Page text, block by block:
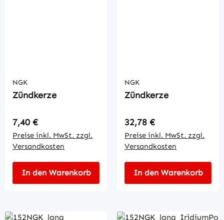
NGK
Zündkerze
Regulärer Preis:
7,40 €
Preise inkl. MwSt. zzgl.
Versandkosten
In den Warenkorb
NGK
Zündkerze
Regulärer Preis:
32,78 €
Preise inkl. MwSt. zzgl.
Versandkosten
In den Warenkorb